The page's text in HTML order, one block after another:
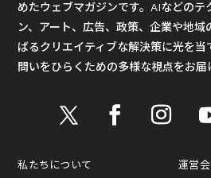
めたウェブマガジンです。AIなどのテ
ン、アート、広告、政策、企業や地域
ばるクリエイティブな解決策に光を
問いをひらくための多様な視点をお届
私たちについて 運営